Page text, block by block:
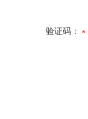
验证码：